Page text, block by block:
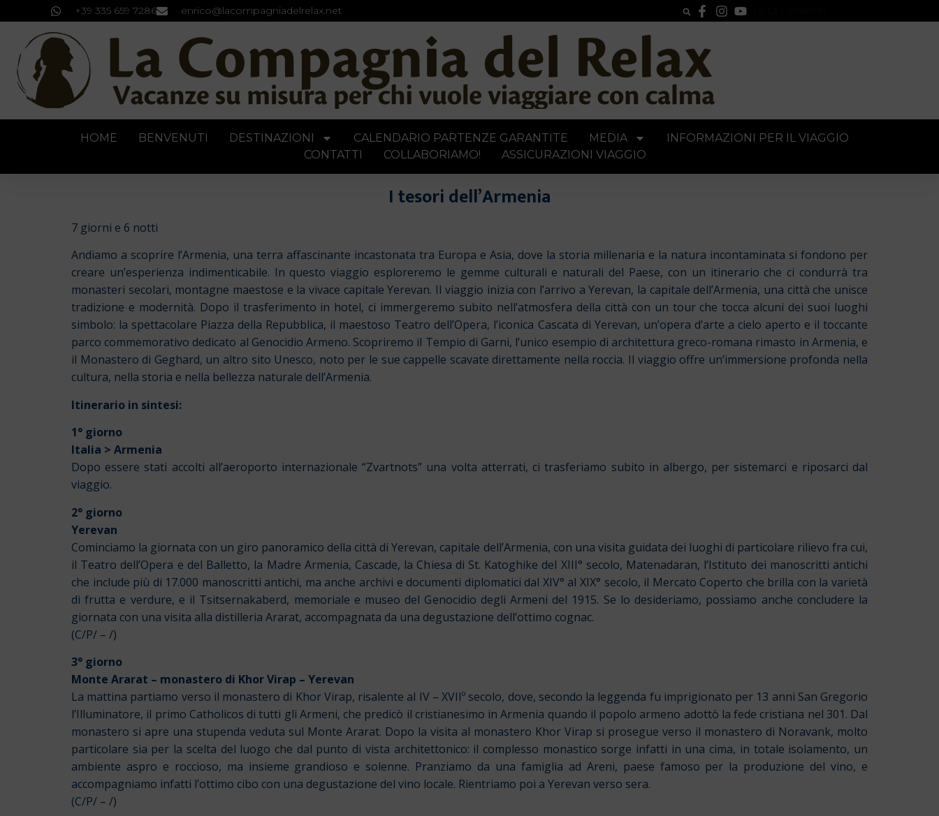
+39 335 659 7286 enrico@lacompagniadelrelax.net
HOME BENVENUTI DESTINAZIONI CALENDARIO PARTENZE GARANTITE MEDIA
INFORMAZIONI PER IL VIAGGIO
CONTATTI
COLLABORIAMO! ASSICURAZIONI VIAGGIO
I tesori dell’Armenia
7 giorni e 6 notti
Andiamo a scoprire l’Armenia, una terra affascinante incastonata tra Europa e Asia, dove la storia millenaria e la natura incontaminata si fondono per
creare un’esperienza indimenticabile. In questo viaggio esploreremo le gemme culturali e naturali del Paese, con un itinerario che ci condurrà tra
monasteri secolari, montagne maestose e la vivace capitale Yerevan. Il viaggio inizia con l’arrivo a Yerevan, la capitale dell’Armenia, una città che unisce
tradizione e modernità. Dopo il trasferimento in hotel, ci immergeremo subito nell’atmosfera della città con un tour che tocca alcuni dei suoi luoghi
simbolo: la spettacolare Piazza della Repubblica, il maestoso Teatro dell’Opera, l’iconica Cascata di Yerevan, un’opera d’arte a cielo aperto e il toccante
parco commemorativo dedicato al Genocidio Armeno. Scopriremo il Tempio di Garni, l’unico esempio di architettura greco-romana rimasto in Armenia, e
il Monastero di Geghard, un altro sito Unesco, noto per le sue cappelle scavate direttamente nella roccia. Il viaggio offre un’immersione profonda nella
cultura, nella storia e nella bellezza naturale dell’Armenia.
Itinerario in sintesi:
1° giorno
Italia > Armenia
Dopo essere stati accolti all’aeroporto internazionale “Zvartnots” una volta atterrati, ci trasferiamo subito in albergo, per sistemarci e riposarci dal
viaggio.
2° giorno
Yerevan
Cominciamo la giornata con un giro panoramico della città di Yerevan, capitale dell’Armenia, con una visita guidata dei luoghi di particolare rilievo fra cui,
il Teatro dell’Opera e del Balletto, la Madre Armenia, Cascade, la Chiesa di St. Katoghike del XIII° secolo, Matenadaran, l’Istituto dei manoscritti antichi
che include più di 17.000 manoscritti antichi, ma anche archivi e documenti diplomatici dal XIV° al XIX° secolo, il Mercato Coperto che brilla con la varietà
di frutta e verdure, e il Tsitsernakaberd, memoriale e museo del Genocidio degli Armeni del 1915. Se lo desideriamo, possiamo anche concludere la
giornata con una visita alla distilleria Ararat, accompagnata da una degustazione dell’ottimo cognac.
(C/P/ – /)
3° giorno
Monte Ararat – monastero di Khor Virap – Yerevan
La mattina partiamo verso il monastero di Khor Virap, risalente al IV – XVIIº secolo, dove, secondo la leggenda fu imprigionato per 13 anni San Gregorio
l’Illuminatore, il primo Catholicos di tutti gli Armeni, che predicò il cristianesimo in Armenia quando il popolo armeno adottò la fede cristiana nel 301. Dal
monastero si apre una stupenda veduta sul Monte Ararat. Dopo la visita al monastero Khor Virap si prosegue verso il monastero di Noravank, molto
particolare sia per la scelta del luogo che dal punto di vista architettonico: il complesso monastico sorge infatti in una cima, in totale isolamento, un
ambiente aspro e roccioso, ma insieme grandioso e solenne. Pranziamo da una famiglia ad Areni, paese famoso per la produzione del vino, e
accompagniamo infatti l’ottimo cibo con una degustazione del vino locale. Rientriamo poi a Yerevan verso sera.
(C/P/ – /)